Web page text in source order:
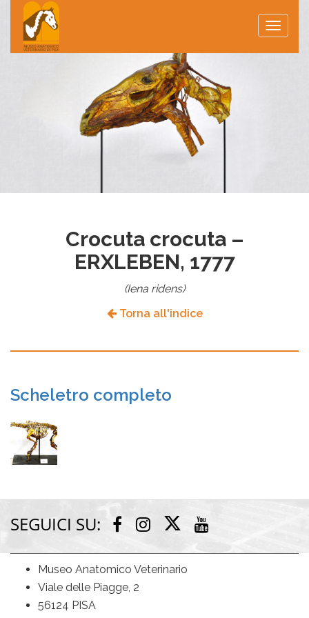
Toggle
Crocuta crocuta –
ERXLEBEN, 1777
(Iena ridens)
Torna all'indice
Scheletro completo
SEGUICI SU: Facebook
Instagram
Twitter
Museo Anatomico Veterinario
Viale delle Piagge, 2
56124 PISA